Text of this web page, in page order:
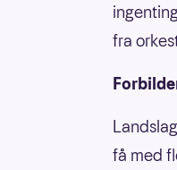
fra
få med